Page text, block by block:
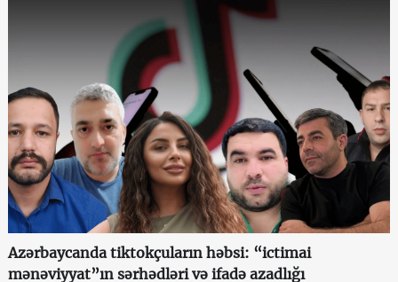
Azərbaycanda tiktokçuların həbsi: “ictimai
mənəviyyat”ın sərhədləri və ifadə azadlığı